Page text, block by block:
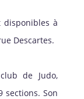
disponibles à
Descartes.
de Judo,
sections. Son